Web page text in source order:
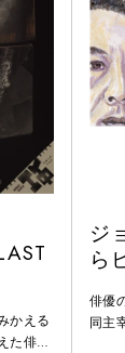
かえる
た俳優
ジ
ら
俳優
同主